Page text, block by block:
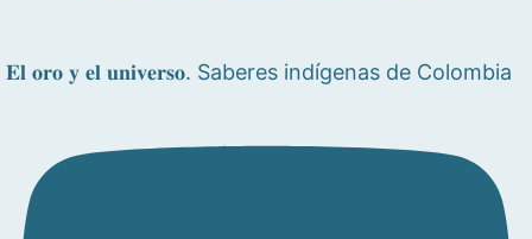
𝐄𝐥 𝐨𝐫𝐨 𝐲 𝐞𝐥 𝐮𝐧𝐢𝐯𝐞𝐫𝐬𝐨. Saberes indígenas de Colombia